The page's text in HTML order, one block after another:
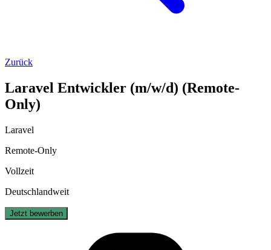
Zurück
Laravel Entwickler (m/w/d) (Remote-
Only)
Laravel
Remote-Only
Vollzeit
Deutschlandweit
Jetzt bewerben